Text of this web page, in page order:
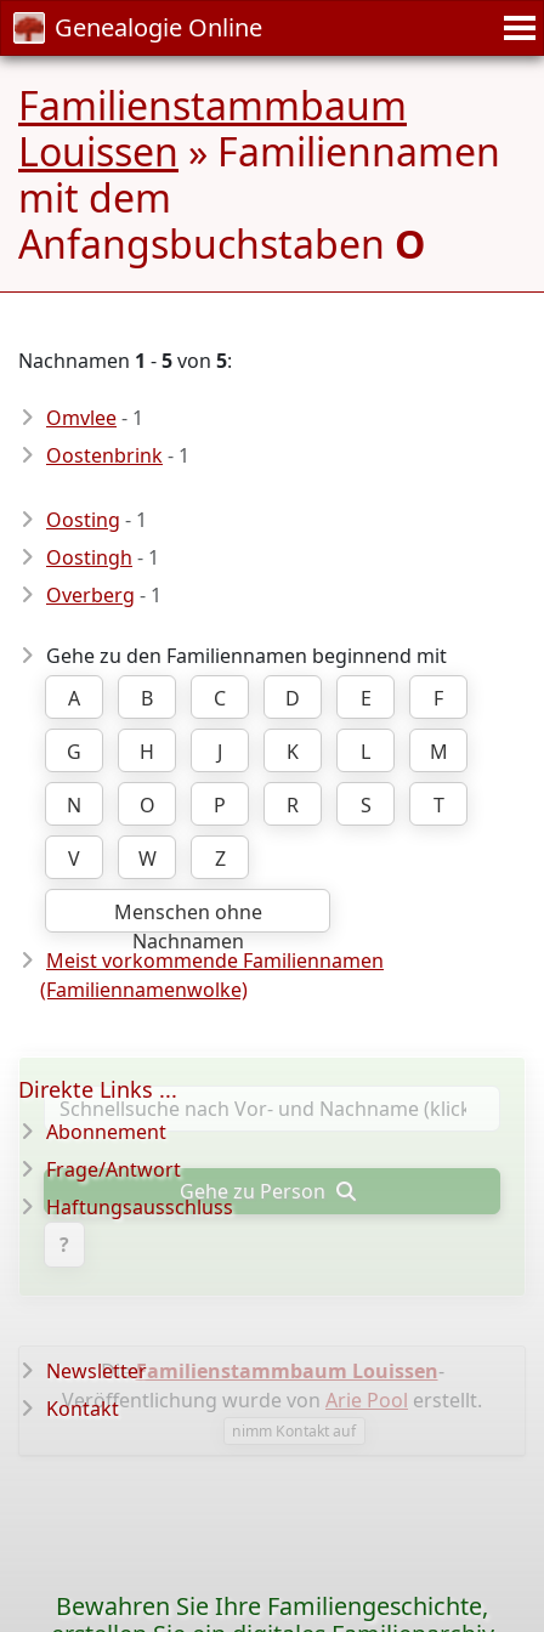
Genealogie Online
Familienstammbaum
Louissen » Familiennamen
mit dem
Anfangsbuchstaben O
Nachnamen 1 -5von 5:
Omvlee- 1
Oostenbrink- 1
Oosting - 1
Oostingh - 1
Overberg - 1
Gehe zu den Familiennamen beginnend mit
A
B C D E
F
G
H J K L
M
N
O P R S
T
V
W
Z
Menschen ohne
Nachnamen
Meist vorkommende Familiennamen
(Familiennamenwolke)
Gehe zu Person
?
DieFamilienstammbaum Louissen-
Veröffentlichung wurde von Arie Pool erstellt.
nimm Kontakt auf
Direkte Links ...
Abonnement
Frage/Antwort
Haftungsausschluss
Newsletter
Kontakt
Bewahren Sie Ihre Familiengeschichte,